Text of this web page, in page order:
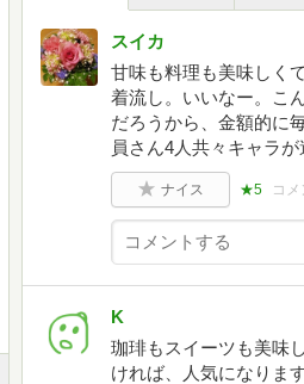
スイカ
甘味も料理も美味しく
着流し。いいなー。こ
だろうから、金額的に
員さん4人共々キャラ
ナイス ★5 コ
K
珈琲もスイーツも美味
ければ、人気になりま